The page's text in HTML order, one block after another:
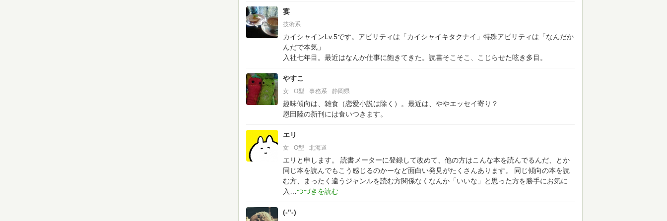
宴
技術系
カイシャインLv.5です。アビリティは「カイシャイキタクナイ」特殊アビリティは「なんだか
んだで本気」
入社七年目。最近はなんか仕事に飽きてきた。読書そこそこ、こじらせた呟き多目。
やすこ
女 O型 事務系 静岡県
趣味傾向は、雑食（恋愛小説は除く）。最近は、ややエッセイ寄り？
恩田陸の新刊には食いつきます。
エリ
女 O型 北海道
エリと申します。
読書メーターに登録して改めて、他の方はこんな本を読んでるんだ、とか
同じ本を読んでもこう感じるのかーなど面白い発見がたくさんあります。
同じ傾向の本を読
む方、まったく違うジャンルを読む方関係なくなんか「いいな」と思った方を勝手にお気に
入
(-"-)